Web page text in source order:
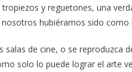
y reguetones, una
hubiéramos sido como
salas de cine, o se reproduzca
solo lo puede lograr el arte